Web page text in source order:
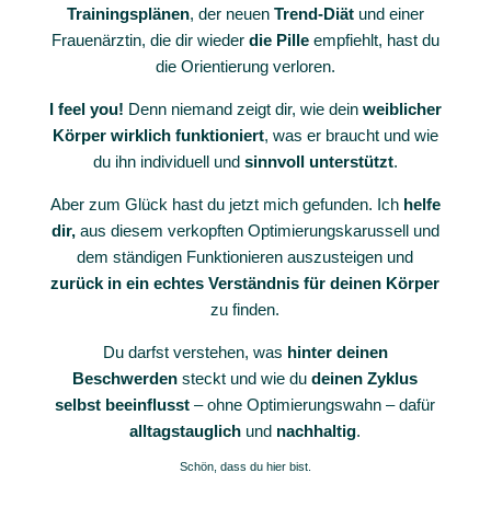
Trainingsplänen, der neuen Trend-Diätund einer
Frauenärztin, die dir wieder die Pilleempfiehlt, hast du
die Orientierung verloren.
I feel you! Denn niemand zeigt dir, wie dein weiblicher
Körper wirklich funktioniert, was er braucht und wie
du ihn individuell und sinnvoll unterstützt.
Aber zum Glück hast du jetzt mich gefunden. Ich helfe
dir,aus diesem verkopften Optimierungskarussell und
dem ständigen Funktionieren auszusteigen und
zurück in ein echtes Verständnis für deinen Körper
zu finden.
Du darfst verstehen, was hinter deinen
Beschwerden steckt und wie dudeinen Zyklus
selbst beeinflusst – ohne Optimierungswahn – dafür
alltagstauglich und nachhaltig.
Schön, dass du hier bist.